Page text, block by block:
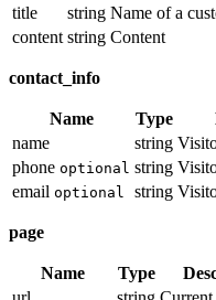
title
string Name of a
content string Content
contact_info
Name Type
name
string
phone optional string
email optional string
page
Name Type